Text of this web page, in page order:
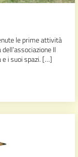
le prime attività
Il
e i suoi spazi. […]